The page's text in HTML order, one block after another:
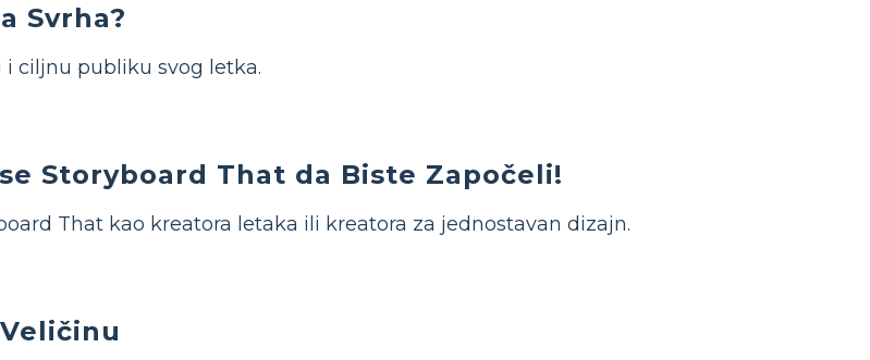
Svrha?
i ciljnu publiku svog letka.
Storyboard That da Biste Započeli!
That kao kreatora letaka ili kreatora za jednostavan dizajn.